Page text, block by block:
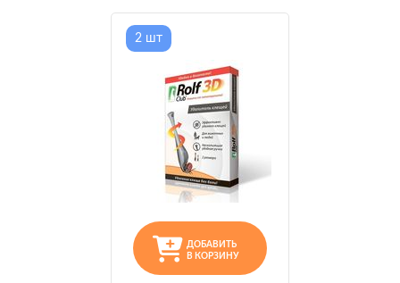
ДОБАВИТЬ
В КОРЗИНУ
2 шт